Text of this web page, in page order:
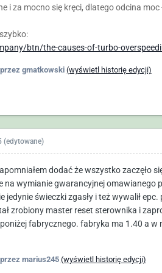
i za mocno się kręci, dlatego odcina
btn/the-causes-of-turbo-
gmatkowski (wyświetl historię edycji)
(edytowane)
dodać że wszystko zaczęło
na wymianie gwarancyjnej omawianego
jedynie świeczki zgasły i też wywalił
zrobiony master reset sterownika i
fabrycznego. fabryka ma 1.40 a
marius245 (wyświetl historię edycji)